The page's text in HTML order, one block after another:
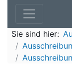
Sie sind hier: